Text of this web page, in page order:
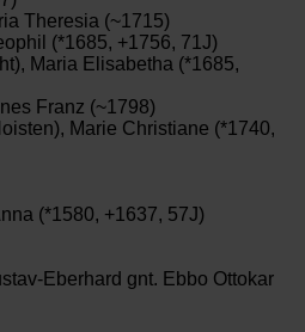
Theresia (~1715)
(*1685, +1756, 71J)
Maria Elisabetha (*1685,
Franz (~1798)
Marie Christiane (*1740,
(*1580, +1637, 57J)
Eberhard gnt. Ebbo Ottokar